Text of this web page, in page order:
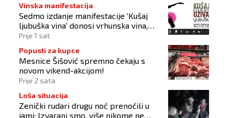
Vinska manifestacija
Sedmo izdanje manifestacije 'Kušaj
ljubuška vina' donosi vrhunska vina,
gastronomiju i glazbu
Prije 1 sat
Popusti za kupce
Mesnice Šišović spremno čekaju s
novom vikend-akcijom!
Prije 2 sata
Loša situacija
Zenički rudari drugu noć prenoćili u
jami: Izvarani smo, više nikome ne